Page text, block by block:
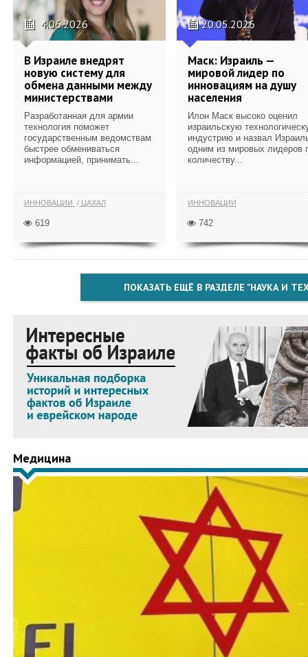
4.06.2026
В Израиле внедрят
новую систему для
обмена данными между
министерствами
Разработанная для армии
технология поможет
государственным ведомствам
быстрее обмениваться
информацией, принимать...
ИННОВАЦИИ ЦАХАЛ
619
20.05.2026
Маск: Израиль —
мировой лидер по
инновациям на душу
населения
Илон Маск высоко оценил
израильскую
индустрию и назвал
одним из мировых лидеров
количеству...
ИННОВАЦИИ
742
ПОКАЗАТЬ ЕЩЁ В РАЗДЕЛЕ "НАУКА И
Медицина